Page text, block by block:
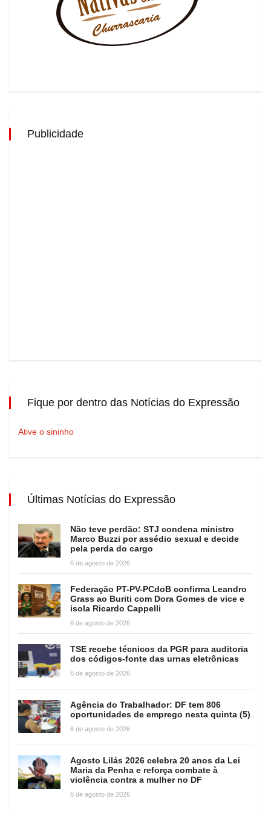
Publicidade
Fique por dentro das Notícias do Expressão
Ative o sininho
Últimas Notícias do Expressão
Não teve perdão: STJ condena ministro
Marco Buzzi por assédio sexual e decide
pela perda do cargo
6 de agosto de 2026
Federação PT-PV-PCdoB confirma Leandro
Grass ao Buriti com Dora Gomes de vice e
isola Ricardo Cappelli
6 de agosto de 2026
TSE recebe técnicos da PGR para auditoria
dos códigos-fonte das urnas eletrônicas
6 de agosto de 2026
Agência do Trabalhador: DF tem 806
oportunidades de emprego nesta quinta (5)
6 de agosto de 2026
Agosto Lilás 2026 celebra 20 anos da Lei
Maria da Penha e reforça combate à
violência contra a mulher no DF
6 de agosto de 2026